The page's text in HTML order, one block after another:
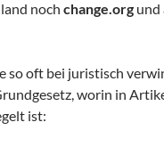
noch change.org und
so oft bei juristisch
worin in
ist: